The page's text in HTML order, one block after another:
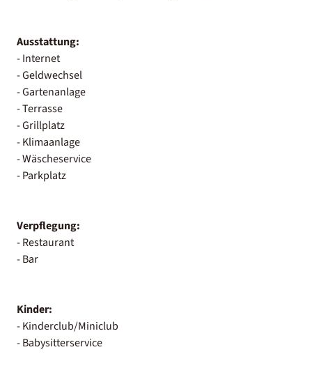
Ausstattung:
- Internet
- Geldwechsel
- Gartenanlage
- Terrasse
- Grillplatz
- Klimaanlage
- Wäscheservice
- Parkplatz
Verpflegung:
- Restaurant
- Bar
Kinder:
- Kinderclub/Miniclub
- Babysitterservice